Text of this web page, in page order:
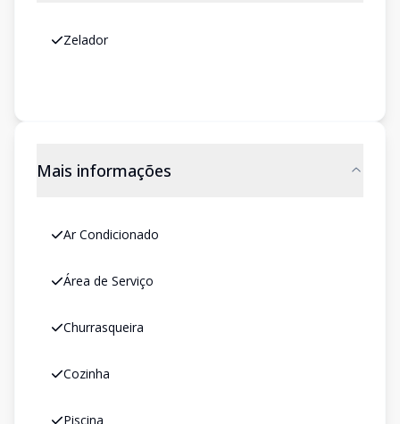
Zelador
Mais informações
Ar Condicionado
Área de Serviço
Churrasqueira
Cozinha
Piscina